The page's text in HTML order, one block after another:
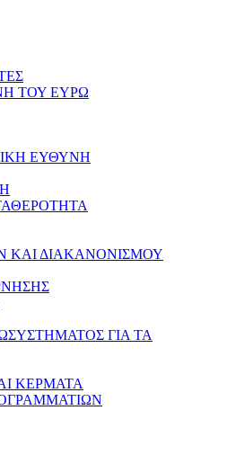
ΤΟΥ ΕΥΡΩ
ΕΥΘΥΝΗ
ΔΙΑΚΑΝΟΝΙΣΜΟΥ
ΓΙΑ ΤΑ
ΚΕΡΜΑΤΑ